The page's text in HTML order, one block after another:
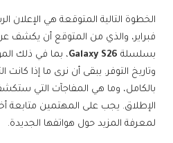
فبراير، والذي من المتوقع أن يكشف
بسلسلة Galaxy S26، بما في ذلك
وتاريخ التوفر. يبقى أن نرى ما إذا
بالكامل، وما هي المفاجآت التي
الإطلاق. يجب على المهتمين متابعة
لمعرفة المزيد حول هواتفها الجديدة.